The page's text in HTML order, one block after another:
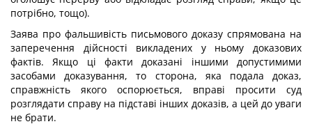
потрібно, тощо).
Заява про фальшивість письмового доказу спрямована на
заперечення дійсності викладених у ньому доказових
фактів. Якщо ці факти доказані іншими допустимими
засобами доказування, то сторона, яка подала доказ,
справжність якого оспорюється, вправі просити суд
розглядати справу на підставі інших доказів, а цей до уваги
не брати.